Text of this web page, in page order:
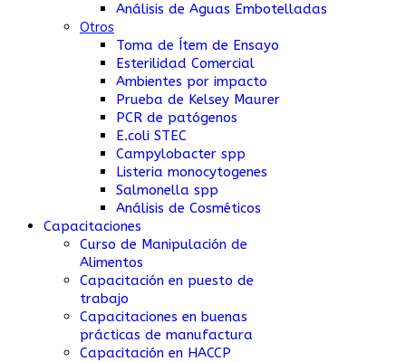
Análisis de Aguas Embotelladas
Otros
Toma de Ítem de Ensayo
Esterilidad Comercial
Ambientes por impacto
Prueba de Kelsey Maurer
PCR de patógenos
E.coli STEC
Campylobacter spp
Listeria monocytogenes
Salmonella spp
Análisis de Cosméticos
Capacitaciones
Curso de Manipulación de
Alimentos
Capacitación en puesto de
trabajo
Capacitaciones en buenas
prácticas de manufactura
Capacitación en HACCP